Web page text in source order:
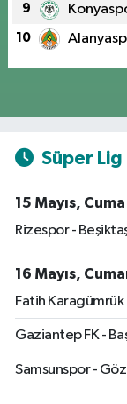
9
10
Süper
15 Mayıs, Cuma
Rizespor -
16 Mayıs,
Fatih Karagümrük
Gaziantep FK -
Samsunspor -